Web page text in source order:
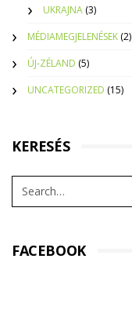
UKRAJNA (3)
MÉDIAMEGJELENÉSEK (2)
ÚJ-ZÉLAND (5)
UNCATEGORIZED (15)
KERESÉS
FACEBOOK